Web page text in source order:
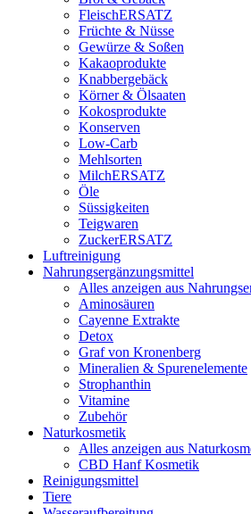
FleischERSATZ
Früchte & Nüsse
Gewürze & Soßen
Kakaoprodukte
Knabbergebäck
Körner & Ölsaaten
Kokosprodukte
Konserven
Low-Carb
Mehlsorten
MilchERSATZ
Öle
Süssigkeiten
Teigwaren
ZuckerERSATZ
Luftreinigung
Nahrungsergänzungsmittel
Alles anzeigen aus
Aminosäuren
Cayenne Extrakte
Detox
Graf von Kronenberg
Mineralien & Spurenelemente
Strophanthin
Vitamine
Zubehör
Naturkosmetik
Alles anzeigen aus
CBD Hanf Kosmetik
Reinigungsmittel
Tiere